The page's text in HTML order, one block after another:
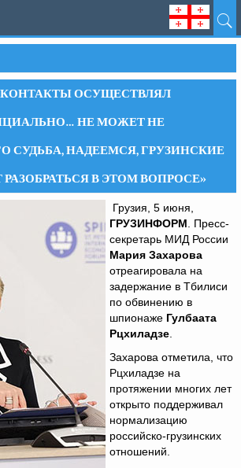
КОНТАКТЫ ОСУЩЕСТВЛЯЛ
НЕ МОЖЕТ НЕ
СУДЬБА, НАДЕЕМСЯ, ГРУЗИНСКИЕ
В ЭТОМ ВОПРОСЕ»
Грузия, 5 июня,
ГРУЗИНФОРМ . Пресс-
секретарь МИД России
Мария Захарова
отреагировала на
задержание в Тбилиси
по обвинению в
шпионаже Гулбаата
Рцхиладзе
Захарова отметила, что
Рцхиладзе на
протяжении многих лет
открыто поддерживал
нормализацию
российско-грузинских
отношений.